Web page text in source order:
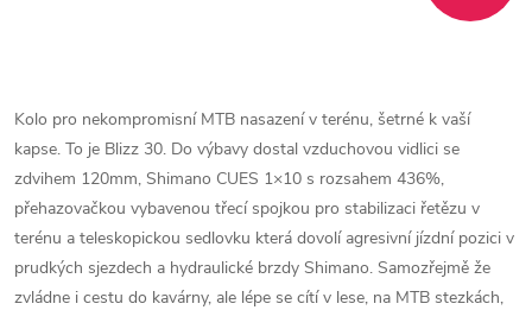
Kolo pro nekompromisní MTB nasazení v terénu, šetrné k vaší
kapse. To je Blizz 30. Do výbavy dostal vzduchovou vidlici se
zdvihem 120mm, Shimano CUES 1×10 s rozsahem 436%,
přehazovačkou vybavenou třecí spojkou pro stabilizaci řetězu v
terénu a teleskopickou sedlovku která dovolí agresivní jízdní pozici v
prudkých sjezdech a hydraulické brzdy Shimano. Samozřejmě že
zvládne i cestu do kavárny, ale lépe se cítí v lese, na MTB stezkách,